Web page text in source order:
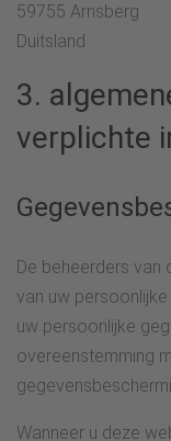
59755 Arnsberg
Duitsland
3.
verplichte
De beheerders van
van uw
uw persoonlijke
overeenstemming
Wanneer u deze